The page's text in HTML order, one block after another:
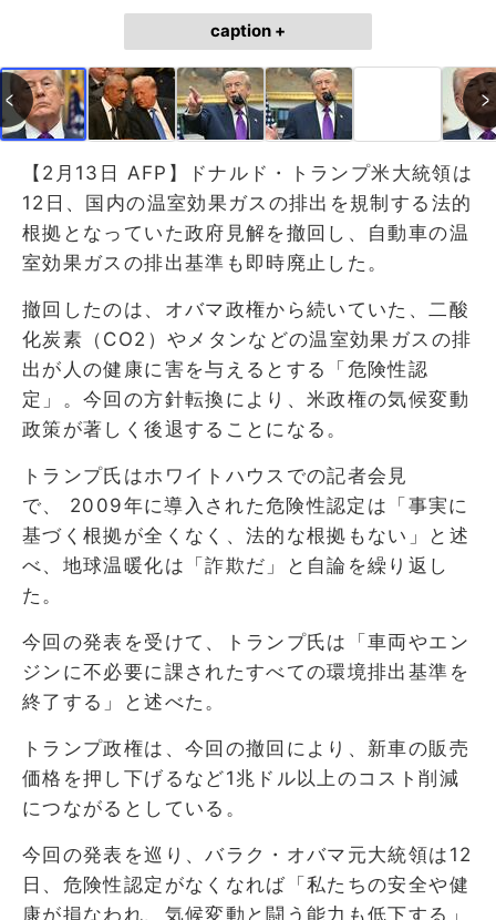
caption +
【2月13日 AFP】ドナルド・トランプ米大統領は
12日、国内の温室効果ガスの排出を規制する法的
根拠となっていた政府見解を撤回し、自動車の温
室効果ガスの排出基準も即時廃止した。
撤回したのは、オバマ政権から続いていた、二酸
化炭素（CO2）やメタンなどの温室効果ガスの排
出が人の健康に害を与えるとする「危険性認
定」。今回の方針転換により、米政権の気候変動
政策が著しく後退することになる。
トランプ氏はホワイトハウスでの記者会見
で、 2009年に導入された危険性認定は「事実に
基づく根拠が全くなく、法的な根拠もない」と述
べ、地球温暖化は「詐欺だ」と自論を繰り返し
た。
今回の発表を受けて、トランプ氏は「車両やエン
ジンに不必要に課されたすべての環境排出基準を
終了する」と述べた。
トランプ政権は、今回の撤回により、新車の販売
価格を押し下げるなど1兆ドル以上のコスト削減
につながるとしている。
今回の発表を巡り、バラク・オバマ元大統領は12
日、危険性認定がなくなれば「私たちの安全や健
康が損なわれ、気候変動と闘う能力も低下する」